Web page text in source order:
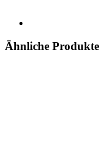
Ähnliche Produkte